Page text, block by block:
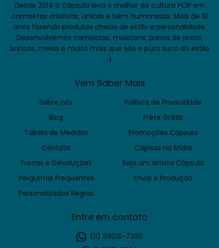
Desde 2014 a Cápsula leva o melhor da cultura POP em
camisetas criativas, únicas e bem humoradas. Mais de 10
anos fazendo produtos cheios de estilo e personalidade.
Desenvolvemos camisetas, moletons, panos de prato,
brincos, meias e muito mais que são o puro suco do estilo
:)
Vem Saber Mais
Sobre nós
Blog
Tabela de Medidas
Contato
Trocas e Devoluções
Perguntas Frequentes
Personalizados Regras
Politica de Privacidade
Frete Grátis
Promoções Cápsula
Cápsua na Mídia
Seja um artista Cápsula
Envio e Produção
Entre em contato
(11) 99015-7360